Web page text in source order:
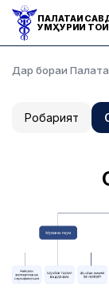
ПАЛАТАИ
ҶУМҲУРИИ
Дар бораи Палата
Роҳбарият